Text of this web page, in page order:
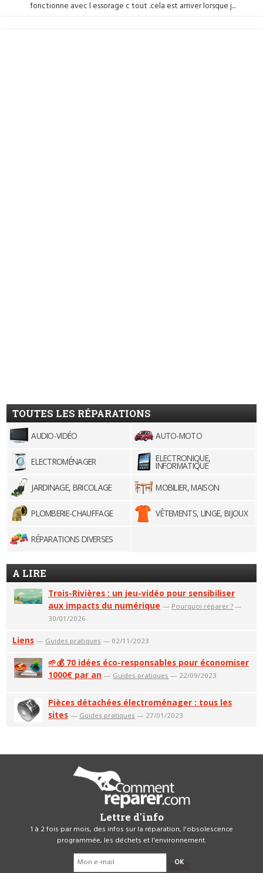
fonctionne avec l essorage c tout .cela est arriver lorsque j...
TOUTES LES RÉPARATIONS
AUDIO-VIDÉO AUTO-MOTO
ELECTROMÉNAGER ELECTRONIQUE,
INFORMATIQUE
JARDINAGE, BRICOLAGE
MOBILIER, MAISON
PLOMBERIE-CHAUFFAGE VÊTEMENTS, LINGE, BIJOUX
RÉPARATIONS DIVERSES
A LIRE
Trois-Rivières : un jeu-vidéo pour sensibiliser
aux impacts du numérique — Pourquoi réparer ? —
30/01/2026
Liens — Guides pratiques — 02/11/2023
🌱💰 70 idées éco-responsables pour économiser
1000€ par an — Guides pratiques — 22/09/2023
Pièces détachées électroménager : tous les
sites — Guides pratiques — 27/01/2023
Lettre d'info
1 à 2 fois par mois, des infos sur la réparation, l'obsolescence
programmée, les déchets et l'environnement.
OK